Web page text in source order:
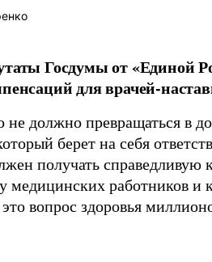
Госдумы от «Единой
для врачей-
не должно превращаться в
берет на себя
получать справедливую
медицинских работников и
вопрос здоровья